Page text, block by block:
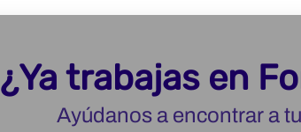
¿Ya trabajas en
Ayúdanos a encontrar a